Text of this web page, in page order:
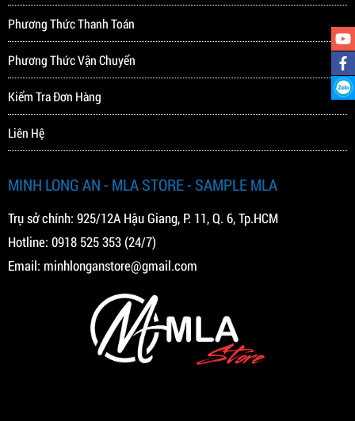
Phương Thức Thanh Toán
Phương Thức Vận Chuyển
Kiểm Tra Đơn Hàng
Liên Hệ
MINH LONG AN - MLA STORE - SAMPLE MLA
Trụ sở chính: 925/12A Hậu Giang, P. 11, Q. 6, Tp.HCM
Hotline: 0918 525 353 (24/7)
Email: minhlonganstore@gmail.com